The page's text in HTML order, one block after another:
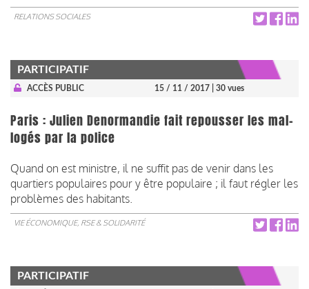
RELATIONS SOCIALES
PARTICIPATIF
ACCÈS PUBLIC 15 / 11 / 2017 | 30 vues
Paris : Julien Denormandie fait repousser les mal-
logés par la police
Quand on est ministre, il ne suffit pas de venir dans les
quartiers populaires pour y être populaire ; il faut régler les
problèmes des habitants.
VIE ÉCONOMIQUE, RSE & SOLIDARITÉ
PARTICIPATIF